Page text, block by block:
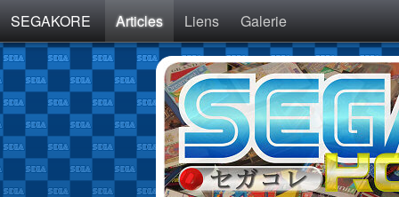
SEGAKORE Articles Liens Galerie